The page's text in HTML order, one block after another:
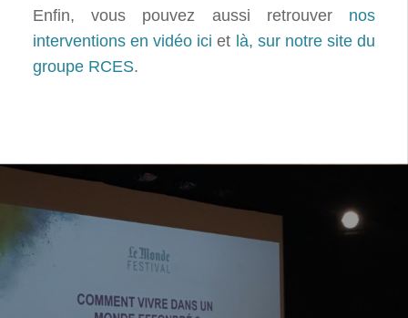
Enfin, vous pouvez aussi retrouver nos
interventions en vidéo ici et là, sur notre site du
groupe RCES.